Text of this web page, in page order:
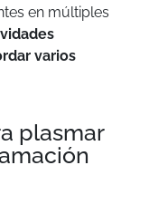
en múltiples
varios
plasmar